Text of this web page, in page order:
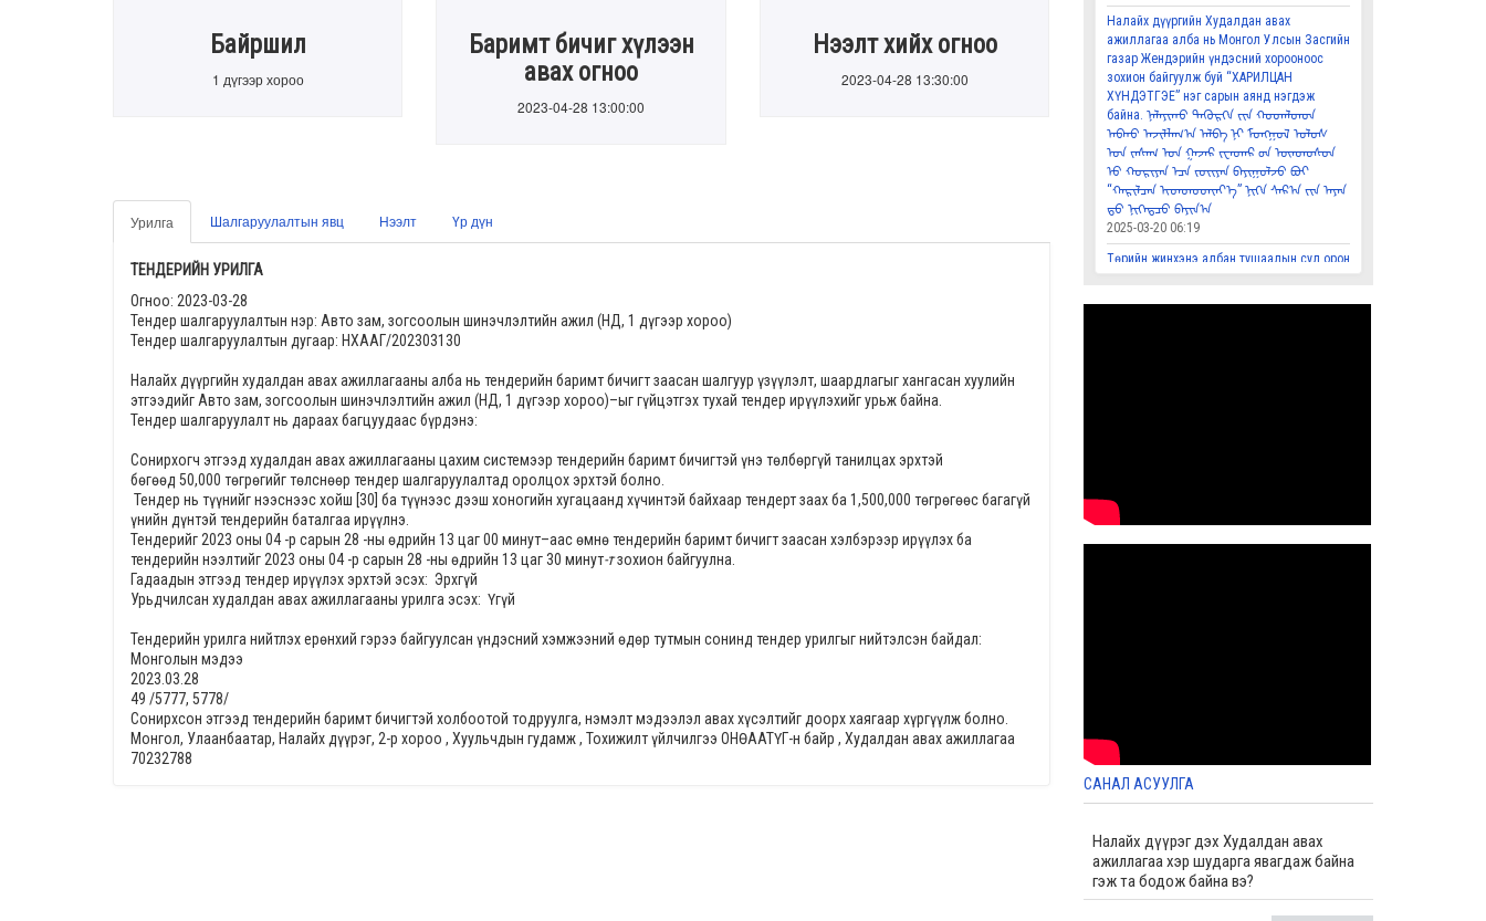
Байршил
1 дүгээр хороо
Баримт бичиг хүлээн
авах огноо
2023-04-28 13:00:00
Нээлт хийх огноо
2023-04-28 13:30:00
Урилга Шалгаруулалтын явц Нээлт Үр дүн
ТЕНДЕРИЙН УРИЛГА
Огноо: 2023-03-28
Тендер шалгаруулалтын нэр: Авто зам, зогсоолын шинэчлэлтийн ажил (НД, 1 дүгээр хороо)
Тендер шалгаруулалтын дугаар: НХААГ/202303130
Налайх дүүргийн худалдан авах ажиллагааны алба нь тендерийн баримт бичигт заасан шалгуур үзүүлэлт, шаардлагыг хангасан хуулийн
этгээдийг Авто зам, зогсоолын шинэчлэлтийн ажил (НД, 1 дүгээр хороо)–ыг гүйцэтгэх тухай тендер ирүүлэхийг урьж байна.
Тендер шалгаруулалт нь дараах багцуудаас бүрдэнэ:
Сонирхогч этгээд худалдан авах ажиллагааны цахим системээр тендерийн баримт бичигтэй үнэ төлбөргүй танилцах эрхтэй
бөгөөд 50,000 төгрөгийг төлснөөр тендер шалгаруулалтад оролцох эрхтэй болно.
Тендер нь түүнийг нээснээс хойш [30] ба түүнээс дээш хоногийн хугацаанд хүчинтэй байхаар тендерт заах ба 1,500,000 төгрөгөөс багагүй
үнийн дүнтэй тендерийн баталгаа ирүүлнэ.
Тендерийг 2023 оны 04 -р сарын 28 -ны өдрийн 13 цаг 00 минут–аас өмнө тендерийн баримт бичигт заасан хэлбэрээр ирүүлэх ба
тендерийн нээлтийг 2023 оны 04 -р сарын 28 -ны өдрийн 13 цаг 30 минут-тзохион байгуулна.
Гадаадын этгээд тендер ирүүлэх эрхтэй эсэх: Эрхгүй
Урьдчилсан худалдан авах ажиллагааны урилга эсэх: Үгүй
Тендерийн урилга нийтлэх ерөнхий гэрээ байгуулсан үндэсний хэмжээний өдөр тутмын сонинд тендер урилгыг нийтэлсэн байдал:
Монголын мэдээ
2023.03.28
49 /5777, 5778/
Сонирхсон этгээд тендерийн баримт бичигтэй холбоотой тодруулга, нэмэлт мэдээлэл авах хүсэлтийг доорх хаягаар хүргүүлж болно.
Монгол, Улаанбаатар, Налайх дүүрэг, 2-р хороо , Хуульчдын гудамж , Тохижилт үйлчилгээ ОНӨААТҮГ-н байр , Худалдан авах ажиллагаа
70232788
Налайх дүүргийн Худалдан авах
ажиллагаа алба нь Монгол Улсын Засгийн
газар Жендэрийн үндэсний хорооноос
зохион байгуулж буй “ХАРИЛЦАН
ХҮНДЭТГЭЕ” нэг сарын аянд нэгдэж
байна. ᠨᠠᠯᠠᠶᠢᠬᠤ ᠳᠡᢉᠦᠷᢉᠡ ᠶ᠋ᠢᠨ ᠬᠤᠳᠠᠯᠳᠤᠨ
ᠠᠪᠬᠤ ᠠᠵᠢᠯᠯᠠᠭ᠎ᠠ ᠠᠯᠪᠠ ᠨᠢ ᠮᠣᠩᠭᠣᠯ ᠤᠯᠤᠰ
ᠤ᠋ᠨ ᠵᠠᠰᠠᠭ ᠤ᠋ᠨ ᠭᠠᠵᠠᠷ ᠵᠧᠨᠳᠡᠷ ᠦ᠋ᠨ ᠦᠨᠳᠦᠰᠦᠨ
ᠦ᠋ ᠬᠣᠷᠢᠶᠠᠨ ᠠ᠋ᠴᠠ ᠵᠣᢈᠢᠶᠠᠨ ᠪᠠᠶᠢᠭᠤᠯᠵᠤ ᠪᠤᠢ
“ᠬᠠᠷᠢᠯᠴᠠᠨ ᢈᠦᠨᠳᠦᠳᢈᠡᠶ᠎ᠡ” ᠨᠢᢉᠡ ᠰᠠᠷ᠎ᠠ ᠶ᠋ᠢᠨ ᠠᠶᠠᠨ
ᠳ᠋ᠤ ᠨᠢᢉᠡᠳᠴᠦ ᠪᠠᠶᠢᠨ᠎ᠠ
2025-03-20 06:19
Төрийн жинхэнэ албан тушаалын сул орон
тооны мэдээлэл, сонгон шалгаруулалтын
ажиллагааны 2024 оны жилийн эцсийн
төлөвлөгөөний биелэлт
2024-12-27 08:30
2024-12-20 07:30
САНАЛ АСУУЛГА
Налайх дүүрэг дэх Худалдан авах
ажиллагаа хэр шударга явагдаж байна
гэж та бодож байна вэ?